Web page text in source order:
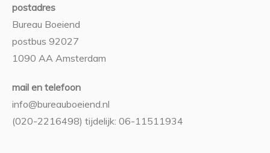
postadres
Bureau Boeiend
postbus 92027
1090 AA Amsterdam
mail en telefoon
info@bureauboeiend.nl
(020-2216498) tijdelijk: 06-11511934